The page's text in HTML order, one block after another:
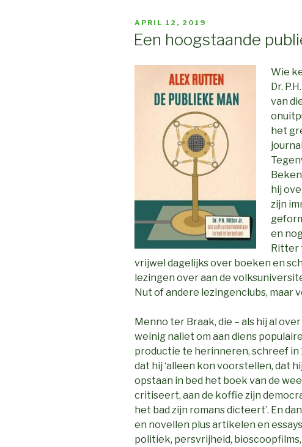
POSTED
ON
APRIL 12, 2019
Een hoogstaande
Wie
Dr.
van
het
hij
zijn
en
Ritter
vrijwel dagelijks over boeken en
lezingen over aan de
Nut of andere lezingenclubs, maar
Menno ter Braak, die – als hij al
weinig naliet om aan diens
productie te herinneren, schreef in
dat hij ‘alleen kon voorstellen, dat
opstaan in bed het boek van de
critiseert, aan de koffie zijn
het bad zijn romans dicteert’. En
en novellen plus artikelen en
politiek, persvrijheid,